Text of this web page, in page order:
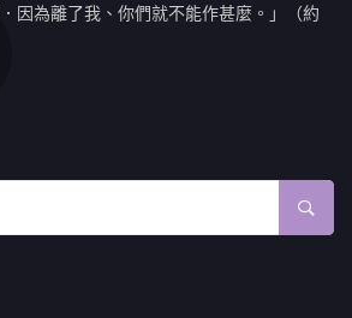
因為離了我、你們就不能作甚麼。」（約